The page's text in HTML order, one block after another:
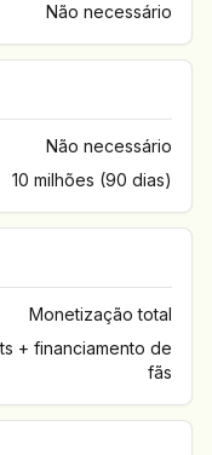
Não necessário
Não necessário
10 milhões (90 dias)
Monetização total
+ financiamento de
fãs